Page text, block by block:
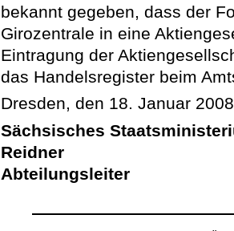
bekannt gegeben, dass der
Girozentrale in eine
Eintragung der
das Handelsregister beim
Dresden, den 18. Januar 2008
Sächsisches
Reidner
Abteilungsleiter